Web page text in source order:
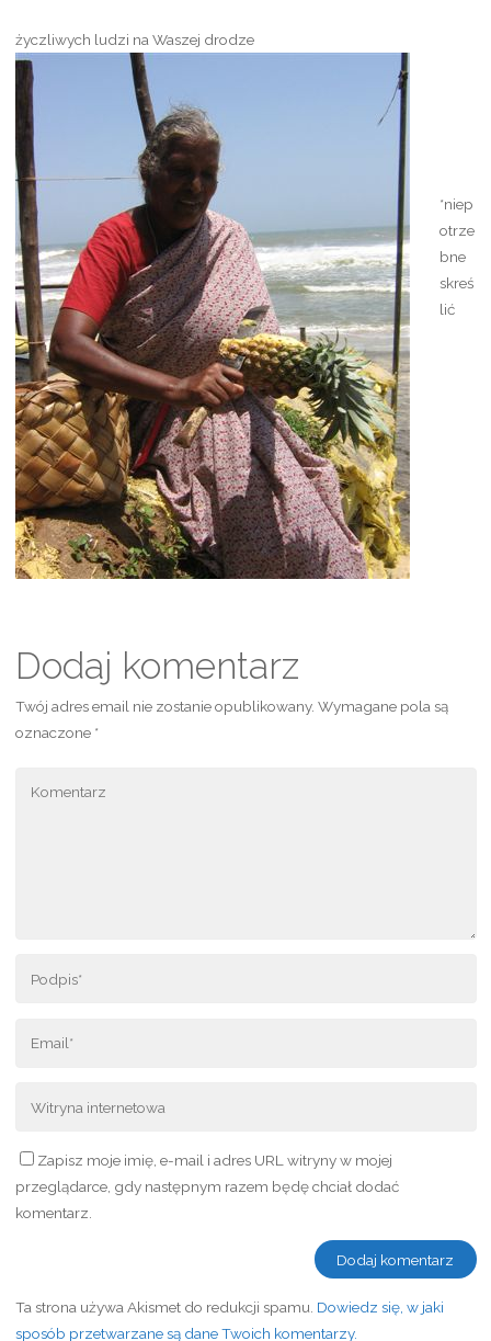
życzliwych ludzi na Waszej drodze
*niep
otrze
bne
skreś
lić
Dodaj komentarz
Twój adres email nie zostanie opublikowany. Wymagane pola są
oznaczone *
Zapisz moje imię, e-mail i adres URL witryny w mojej
przeglądarce, gdy następnym razem będę chciał dodać
komentarz.
Ta strona używa Akismet do redukcji spamu. Dowiedz się, w jaki
sposób przetwarzane są dane Twoich komentarzy.